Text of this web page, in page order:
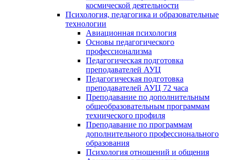
космической деятельности
Психология, педагогика и образовательные
технологии
Авиационная психология
Основы педагогического
профессионализма
Педагогическая подготовка
преподавателей АУЦ
Педагогическая подготовка
преподавателей АУЦ 72 часа
Преподавание по дополнительным
общеобразовательным программам
технического профиля
Преподавание по программам
дополнительного профессионального
образования
Психология отношений и общения